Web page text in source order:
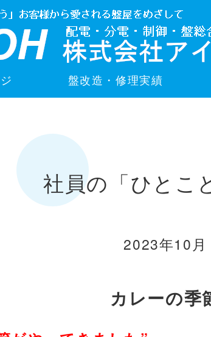
盤改造・修理実績
社員の「ひとこ
2023年10月
カレーの季